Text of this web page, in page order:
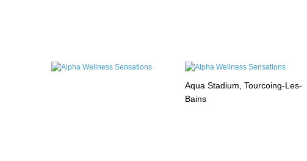
Aqua Stadium, Tourcoing-Les-
Bains